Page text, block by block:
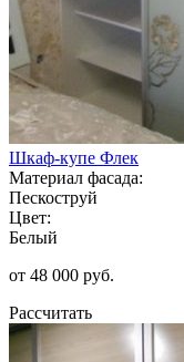
Шкаф-купе Флек
Материал фасада:
Пескоструй
Цвет:
Белый
от 48 000 руб.
Рассчитать